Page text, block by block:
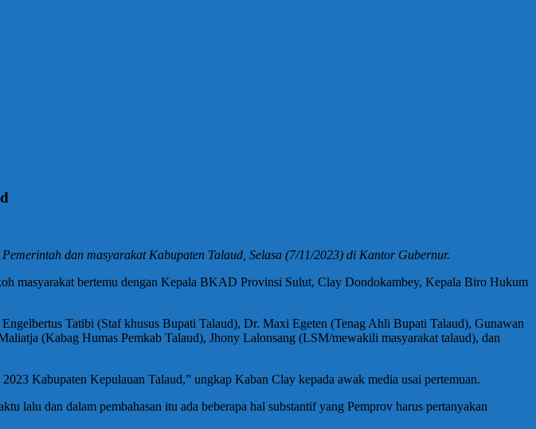
dan masyarakat Kabupaten Talaud, Selasa (7/11/2023) di Kantor Gubernur.
masyarakat bertemu dengan Kepala BKAD Provinsi Sulut, Clay Dondokambey, Kepala Biro Hukum
Tatibi (Staf khusus Bupati Talaud), Dr. Maxi Egeten (Tenag Ahli Bupati Talaud), Gunawan
(Kabag Humas Pemkab Talaud), Jhony Lalonsang (LSM/mewakili masyarakat talaud), dan
Kabupaten Kepulauan Talaud,” ungkap Kaban Clay kepada awak media usai pertemuan.
lalu dan dalam pembahasan itu ada beberapa hal substantif yang Pemprov harus pertanyakan